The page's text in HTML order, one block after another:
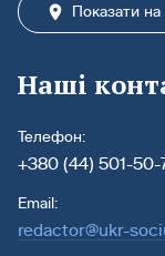
Показати на
Наші
Телефон:
+380 (44) 501-50-
Email:
redactor@ukr-